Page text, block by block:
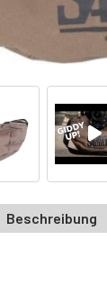
Beschreibung